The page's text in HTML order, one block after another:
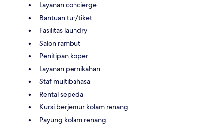
Layanan concierge
Bantuan tur/tiket
Fasilitas laundry
Salon rambut
Penitipan koper
Layanan pernikahan
Staf multibahasa
Rental sepeda
Kursi berjemur kolam renang
Payung kolam renang